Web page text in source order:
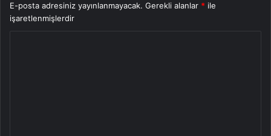
E-posta adresiniz yayınlanmayacak. Gerekli alanlar * ile
işaretlenmişlerdir